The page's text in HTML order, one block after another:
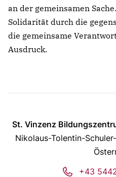
an der gemeinsamen
Solidarität durch die
die gemeinsame
Ausdruck.
St. Vinzenz
Nikolaus-Tolentin-
phone +43